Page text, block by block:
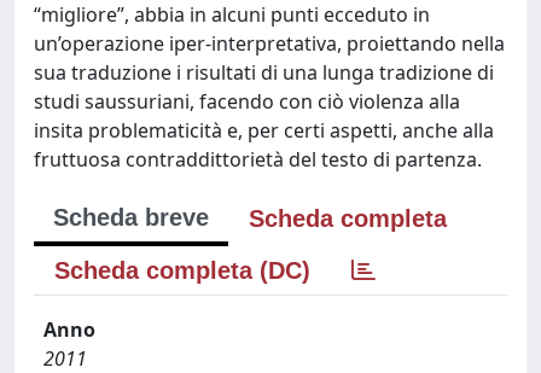
“migliore”, abbia in alcuni punti ecceduto in
un’operazione iper-interpretativa, proiettando nella
sua traduzione i risultati di una lunga tradizione di
studi saussuriani, facendo con ciò violenza alla
insita problematicità e, per certi aspetti, anche alla
fruttuosa contraddittorietà del testo di partenza.
Scheda breve
Scheda completa
Scheda completa (DC)
Anno
2011